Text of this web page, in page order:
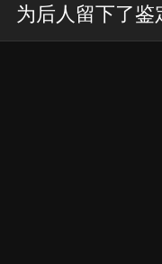
为后人留下了